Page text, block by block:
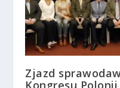
Zjazd
Kongresu